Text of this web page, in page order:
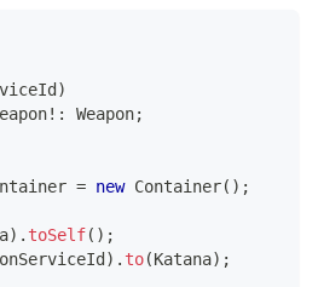
)
! : Weapon;
= new Container( ) ;
) . toSelf( ) ;
) . to(Katana) ;